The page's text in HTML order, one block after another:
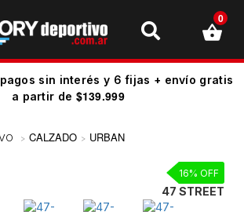
pagos sin interés y 6 fijas + envío gratis
a partir de $139.999
0
CALZADO URBAN
16% OFF
47 STREET